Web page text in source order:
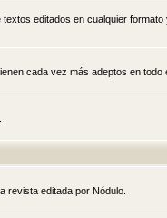
editados en cualquier
cada vez más adeptos en todo
revista editada por Nódulo.